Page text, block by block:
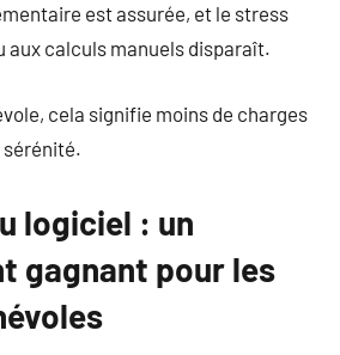
est assurée, et le stress
aux calculs manuels disparaît.
cela signifie moins de charges
sérénité.
logiciel : un
gagnant pour les